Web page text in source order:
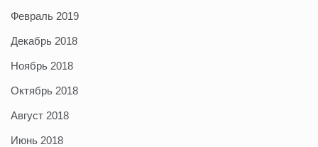
Февраль 2019
Декабрь 2018
Ноябрь 2018
Октябрь 2018
Август 2018
Июнь 2018